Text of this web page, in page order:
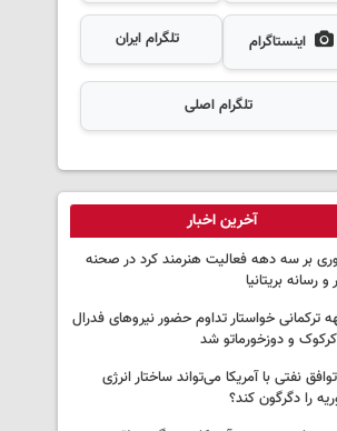
اینستاگرام تلگرام ایران
تلگرام اصلی
آخرین اخبار
بر سه دهه فعالیت هنرمند کرد در صحنه
و رسانه بریتانیا
ترکمانی خواستار تداوم حضور نیروهای فدرال
و دوزخورماتو شد
توافق نفتی با آمریکا می‌تواند ساختار انرژی
را دگرگون کند؟